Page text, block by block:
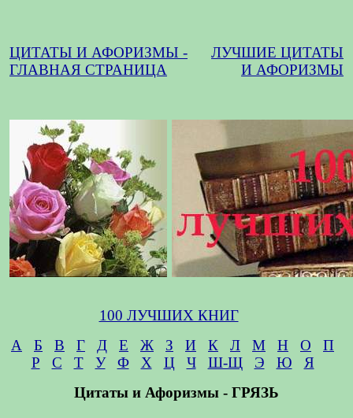
ЦИТАТЫ И АФОРИЗМЫ -
ГЛАВНАЯ СТРАНИЦА
ЛУЧШИЕ ЦИТАТЫ
И АФОРИЗМЫ
100 ЛУЧШИХ КНИГ
А
Б В Г Д Е Ж З И К Л М Н О
П
Р
С Т У Ф Х Ц Ч Ш-Щ Э Ю
Я
Цитаты и Афоризмы - ГРЯЗЬ